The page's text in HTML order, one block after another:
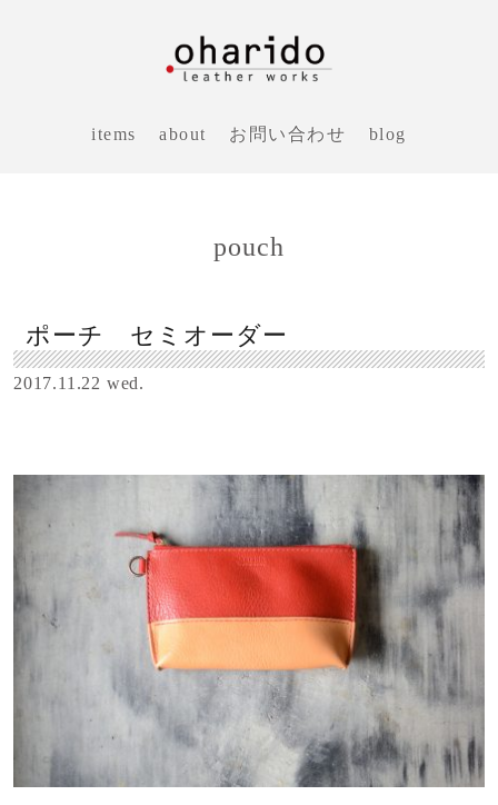
items about お問い合わせ blog
pouch
ポーチ セミオーダー
2017.11.22 wed.